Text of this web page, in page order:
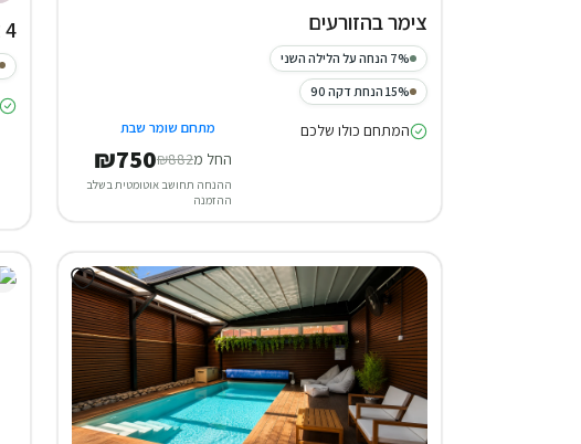
צימר בהזורעים
7% הנחה על הלילה השני
15% הנחת דקה 90
המתחם כולו שלכם מתחם שומר שבת
החל מ₪882
₪750
ההנחה תחושב אוטומטית בשלב
ההזמנה
4 צימרים בדישון